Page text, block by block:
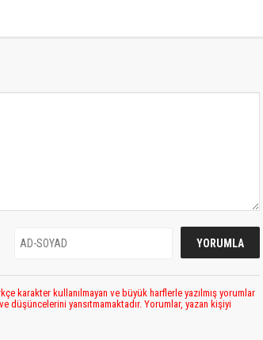
karakter kullanılmayan ve büyük harflerle yazılmış yorumlar
düşüncelerini yansıtmamaktadır. Yorumlar, yazan kişiyi